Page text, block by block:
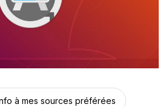
à mes sources préférées